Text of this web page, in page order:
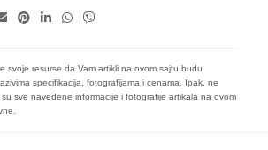
svoje resurse da Vam artikli na ovom sajtu budu
specifikacija, fotografijama i cenama. Ipak, ne
sve navedene informacije i fotografije artikala na ovom